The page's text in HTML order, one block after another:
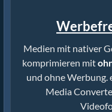
Medien mit nativer
komprimieren mit
und ohne Werbung.
Media